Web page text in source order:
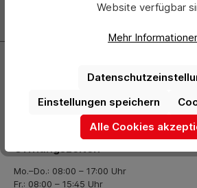
info@hermann-direkt.de
Öffnungszeiten
Mo.–Do.: 08:00 – 17:00 Uhr
Fr.: 08:00 – 15:45 Uhr
Website verfügbar
Mehr
Einstellungen speichern
Alle Cookies